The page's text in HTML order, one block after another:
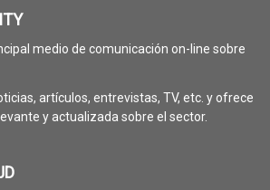
medio de comunicación on-line sobre
artículos, entrevistas, TV, etc. y ofrece
y actualizada sobre el sector.